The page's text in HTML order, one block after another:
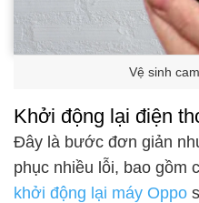
Vệ sinh
Khởi động lại điện
Đây là bước đơn giản
phục nhiều lỗi, bao gồm
khởi động lại máy Oppo